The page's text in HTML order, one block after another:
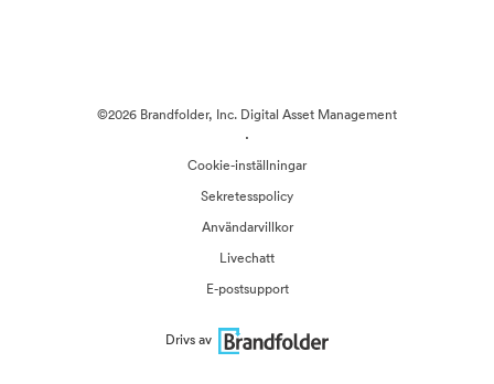
©2026 Brandfolder, Inc. Digital Asset Management
·
Cookie-inställningar
Sekretesspolicy
Användarvillkor
Livechatt
E-postsupport
Drivs av